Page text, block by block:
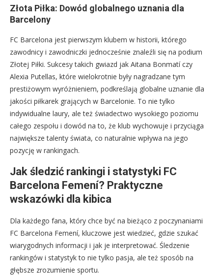
Złota Piłka: Dowód globalnego uznania dla
Barcelony
FC Barcelona jest pierwszym klubem w historii, którego
zawodnicy i zawodniczki jednocześnie znaleźli się na podium
Złotej Piłki. Sukcesy takich gwiazd jak Aitana Bonmatí czy
Alexia Putellas, które wielokrotnie były nagradzane tym
prestiżowym wyróżnieniem, podkreślają globalne uznanie dla
jakości piłkarek grających w Barcelonie. To nie tylko
indywidualne laury, ale też świadectwo wysokiego poziomu
całego zespołu i dowód na to, że klub wychowuje i przyciąga
największe talenty świata, co naturalnie wpływa na jego
pozycję w rankingach.
Jak śledzić rankingi i statystyki FC
Barcelona Femení? Praktyczne
wskazówki dla kibica
Dla każdego fana, który chce być na bieżąco z poczynaniami
FC Barcelona Femení, kluczowe jest wiedzieć, gdzie szukać
wiarygodnych informacji i jak je interpretować. Śledzenie
rankingów i statystyk to nie tylko pasja, ale też sposób na
głębsze zrozumienie sportu.